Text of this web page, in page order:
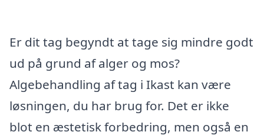
Er dit tag begyndt at tage sig mindre godt
ud på grund af alger og mos?
Algebehandling af tag i Ikast kan være
løsningen, du har brug for. Det er ikke
blot en æstetisk forbedring, men også en